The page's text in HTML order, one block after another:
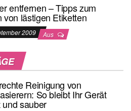
entfernen – Tipps zum
von lästigen Etiketten
2009 Aus
Reinigung von
So bleibt Ihr Gerät
und sauber